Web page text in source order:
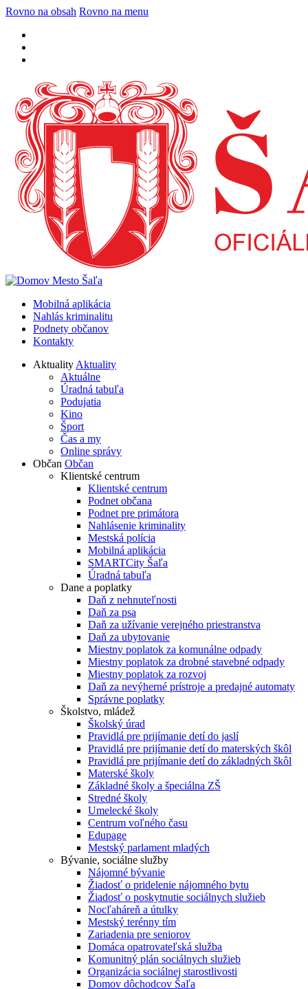
Rovno na obsah Rovno na menu
Mobilná aplikácia
Nahlás kriminalitu
Podnety občanov
Kontakty
AktualityAktuality
Aktuálne
Úradná tabuľa
Podujatia
Kino
Šport
Čas a my
Online správy
Občan Občan
Klientské centrum
Klientské centrum
Podnet občana
Podnet pre primátora
Nahlásenie kriminality
Mestská polícia
Mobilná aplikácia
SMARTCity Šaľa
Úradná tabuľa
Dane a poplatky
Daň z nehnuteľnosti
Daň za psa
Daň za užívanie verejného priestranstva
Daň za ubytovanie
Miestny poplatok za komunálne odpady
Miestny poplatok za drobné stavebné odpady
Miestny poplatok za rozvoj
Daň za nevýherné prístroje a predajné automaty
Správne poplatky
Školstvo, mládež
Školský úrad
Pravidlá pre prijímanie detí do jaslí
Pravidlá pre prijímanie detí do materských škôl
Pravidlá pre prijímanie detí do základných škôl
Materské školy
Základné školy a špeciálna ZŠ
Stredné školy
Umelecké školy
Centrum voľného času
Edupage
Mestský parlament mladých
Bývanie, sociálne služby
Nájomné bývanie
Žiadosť o pridelenie nájomného bytu
Žiadosť o poskytnutie sociálnych služieb
Nocľaháreň a útulky
Mestský terénny tím
Zariadenia pre seniorov
Domáca opatrovateľská služba
Komunitný plán sociálnych služieb
Organizácia sociálnej starostlivosti
Domov dôchodcov Šaľa